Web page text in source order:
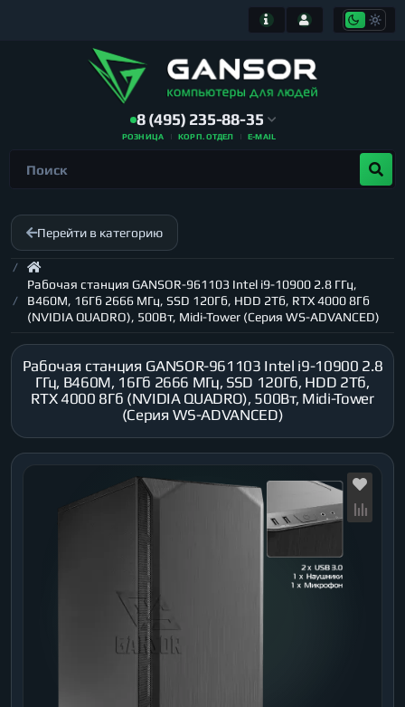
8 (495) 235-88-35
РОЗНИЦА КОРП. ОТДЕЛ E-MAIL
Перейти в категорию
Рабочая станция GANSOR-961103 Intel i9-10900 2.8 ГГц,
B460M, 16Гб 2666 МГц, SSD 120Гб, HDD 2Тб, RTX 4000 8Гб
(NVIDIA QUADRO), 500Вт, Midi-Tower (Серия WS-ADVANCED)
Рабочая станция GANSOR-961103 Intel i9-10900 2.8
ГГц, B460M, 16Гб 2666 МГц, SSD 120Гб, HDD 2Тб,
RTX 4000 8Гб (NVIDIA QUADRO), 500Вт, Midi-Tower
(Серия WS-ADVANCED)